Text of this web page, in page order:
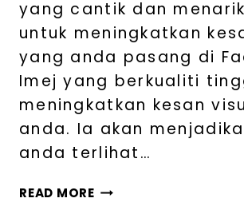
yang cantik dan
untuk meningkatkan
yang anda pasang di
Imej yang berkualiti
meningkatkan kesan
anda. Ia akan
anda terlihat…
READ MORE